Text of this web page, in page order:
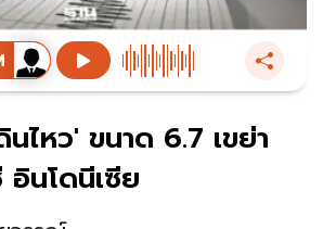
ไหว' ขนาด 6.7 เขย่า
อินโดนีเซีย